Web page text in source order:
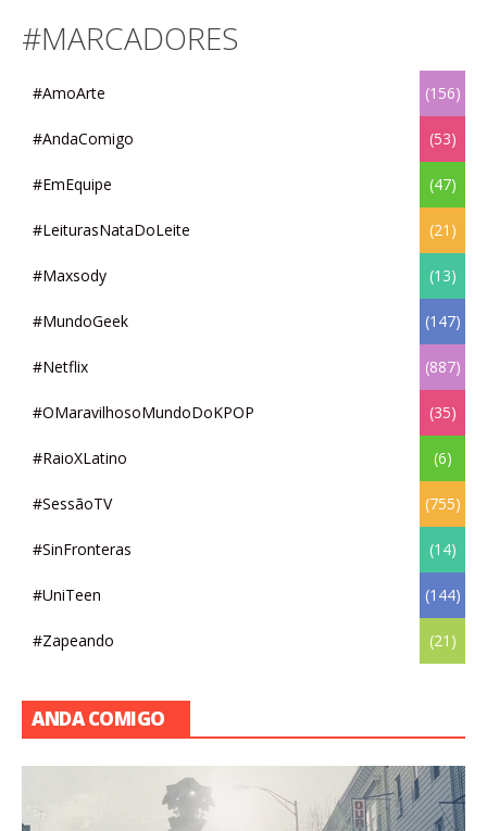
#MARCADORES
#AmoArte (156)
#AndaComigo (53)
#EmEquipe (47)
#LeiturasNataDoLeite (21)
#Maxsody (13)
#MundoGeek (147)
#Netflix (887)
#OMaravilhosoMundoDoKPOP (35)
#RaioXLatino (6)
#SessãoTV (755)
#SinFronteras (14)
#UniTeen (144)
#Zapeando (21)
ANDA COMIGO